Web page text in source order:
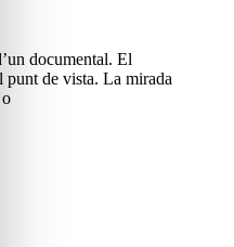
documental. El
punt de vista. La mirada